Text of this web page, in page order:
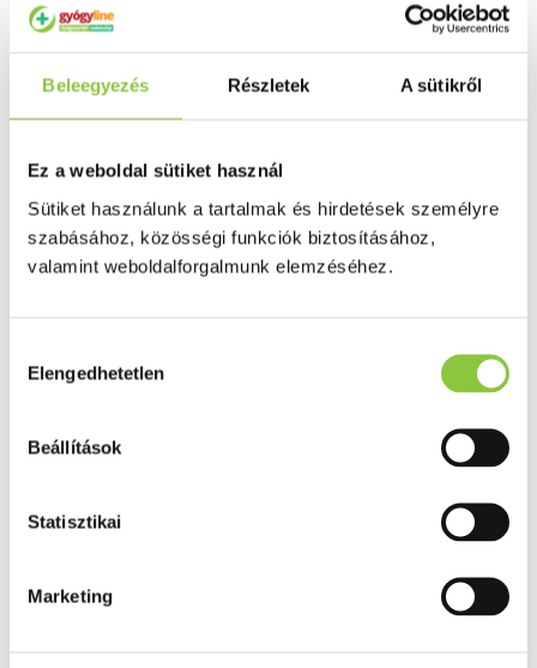
Beleegyezés Részletek A sütikről
Ez a weboldal sütiket használ
Sütiket használunk a tartalmak és hirdetések személyre
szabásához, közösségi funkciók biztosításához,
valamint weboldalforgalmunk elemzéséhez.
kiválasztása
Elengedhetetlen
Beállítások
Statisztikai
Marketing
Női problémák
Betétek, tamponok
Klimax
Fogamzásgátlás, síkosítók, potencia
Fertőzések, hüvelyflóra helyreállítás
Inkontinencia
Férfi problémák
Prosztata
Potencia
Vérnyomás és szív gyógyszerei
Teák